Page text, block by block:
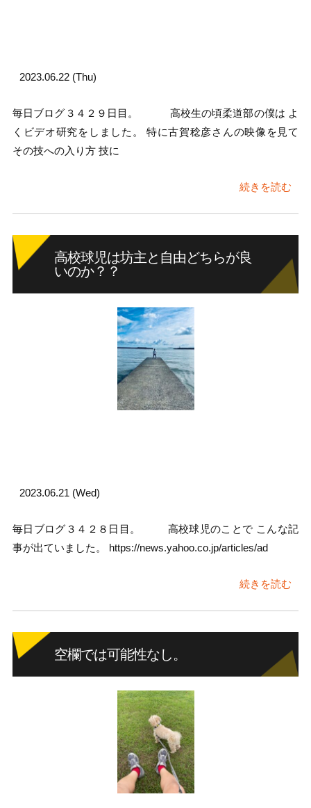
2023.06.22 (Thu)
毎日ブログ３４２９日目。 高校生の頃柔道部の僕は よ
くビデオ研究をしました。 特に古賀稔彦さんの映像を見て
その技への入り方 技に
続きを読む
高校球児は坊主と自由どちらが良
いのか？？
2023.06.21 (Wed)
毎日ブログ３４２８日目。 高校球児のことで こんな記
事が出ていました。 https://news.yahoo.co.jp/articles/ad
続きを読む
空欄では可能性なし。